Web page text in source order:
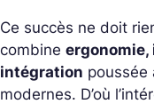
Ce succès ne doit
combine
intégration poussée
modernes. D’où